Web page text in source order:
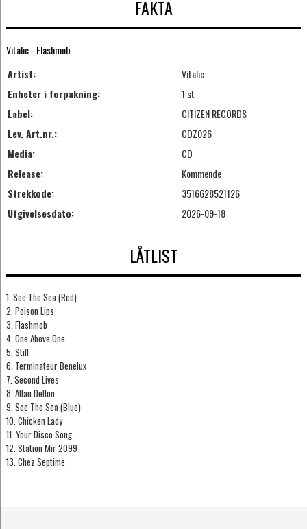
FAKTA
Vitalic - Flashmob
Artist:
Vitalic
Enheter i forpakning:
1 st
Label:
CITIZEN RECORDS
Lev. Art.nr.:
CDZ026
Media:
CD
Release:
Kommende
Strekkode:
3516628521126
Utgivelsesdato:
2026-09-18
LÅTLIST
1. See The Sea (Red)
2. Poison Lips
3. Flashmob
4. One Above One
5. Still
6. Terminateur Benelux
7. Second Lives
8. Allan Dellon
9. See The Sea (Blue)
10. Chicken Lady
11. Your Disco Song
12. Station Mir 2099
13. Chez Septime